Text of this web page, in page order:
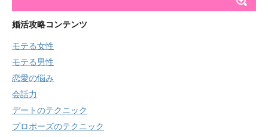
婚活攻略コンテンツ
モテる女性
モテる男性
恋愛の悩み
会話力
デートのテクニック
プロポーズのテクニック